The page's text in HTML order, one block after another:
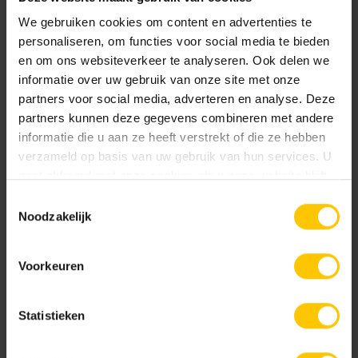
We gebruiken cookies om content en advertenties te
personaliseren, om functies voor social media te bieden
en om ons websiteverkeer te analyseren. Ook delen we
informatie over uw gebruik van onze site met onze
partners voor social media, adverteren en analyse. Deze
partners kunnen deze gegevens combineren met andere
informatie die u aan ze heeft verstrekt of die ze hebben
verzameld op basis van uw gebruik van hun services. U
Noodzakelijk
Voorkeuren
Statistieken
Edel Antraciet Edel Donkerbruin
GeoColor Prestige
Uitgewassen toplaag van 100% kleurecht en
natuurlijk materiaal. Base Protection behandeling.
Documentatie
NL-BSB-certificaat vooraf vervaardigde elementen van beton
KOMO-certificaat betonstraatsteen (Aalst) K2021
KOMO-certificaat betonstraatstenen (Kampen) K2304